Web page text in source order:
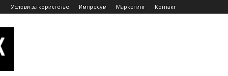
Услови за користење Импресум Маркетинг Контакт